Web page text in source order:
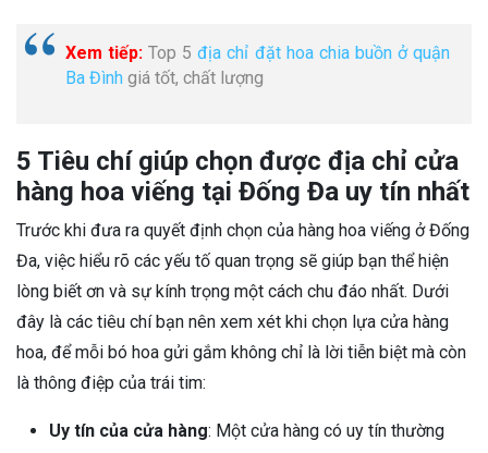
Điện thoại: 0983 131 966
Facebook: FB.com/Mimiflorist1
Ba Đìnhgiá tốt, chất lượng
5 Tiêu chí giúp chọn được địa chỉ cửa
hàng hoa viếng tại Đống Đa uy tín nhất
Trước khi đưa ra quyết định chọn của hàng hoa viếng ở Đống
Đa, việc hiểu rõ các yếu tố quan trọng sẽ giúp bạn thể hiện
lòng biết ơn và sự kính trọng một cách chu đáo nhất. Dưới
hoa, để mỗi bó hoa gửi gắm không chỉ là lời tiễn biệt mà còn